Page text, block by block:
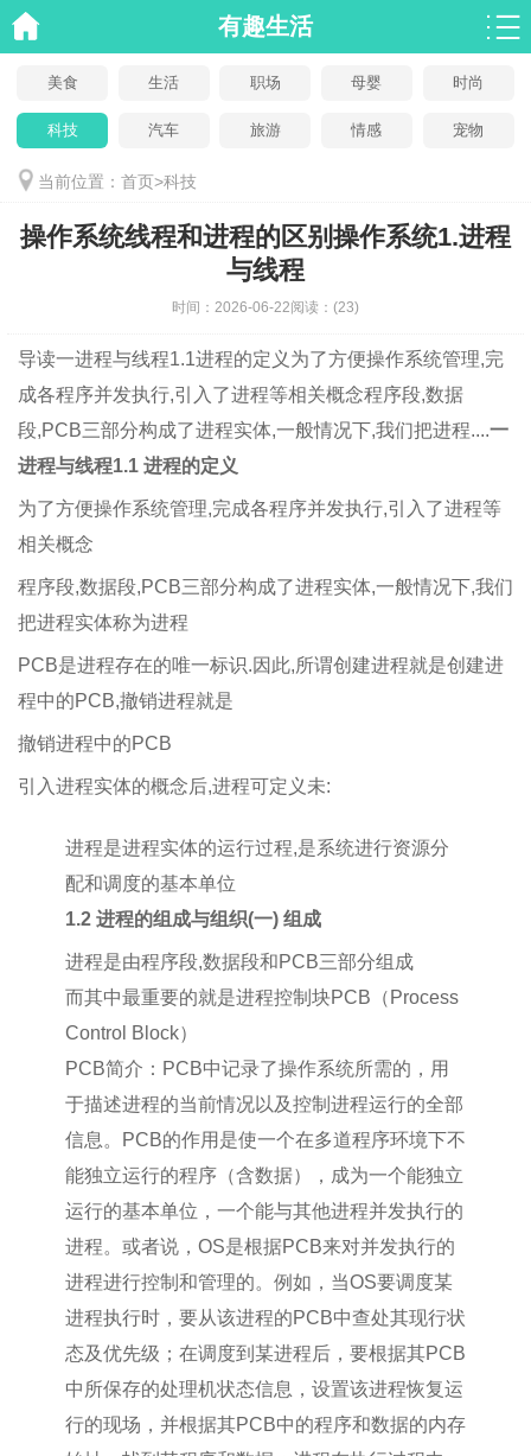
有趣生活
美食 生活 职场 母婴 时尚
科技 汽车 旅游 情感 宠物
当前位置： 首页>科技
操作系统线程和进程的区别操作系统1.进程
与线程
时间： 2026-06-22阅读： (23)
导读一进程与线程1.1进程的定义为了方便操作系统管理,完
成各程序并发执行,引入了进程等相关概念程序段,数据
段,PCB三部分构成了进程实体,一般情况下,我们把进程....一
进程与线程1.1 进程的定义
为了方便操作系统管理,完成各程序并发执行,引入了进程等
相关概念
程序段,数据段,PCB三部分构成了进程实体,一般情况下,我们
把进程实体称为进程
PCB是进程存在的唯一标识.因此,所谓创建进程就是创建进
程中的PCB,撤销进程就是
撤销进程中的PCB
引入进程实体的概念后,进程可定义未:
进程是进程实体的运行过程,是系统进行资源分
配和调度的基本单位
1.2 进程的组成与组织(一) 组成
进程是由程序段,数据段和PCB三部分组成
而其中最重要的就是进程控制块PCB（Process
Control Block）
PCB简介：PCB中记录了操作系统所需的，用
于描述进程的当前情况以及控制进程运行的全部
信息。PCB的作用是使一个在多道程序环境下不
能独立运行的程序（含数据），成为一个能独立
运行的基本单位，一个能与其他进程并发执行的
进程。或者说，OS是根据PCB来对并发执行的
进程进行控制和管理的。例如，当OS要调度某
进程执行时，要从该进程的PCB中查处其现行状
态及优先级；在调度到某进程后，要根据其PCB
中所保存的处理机状态信息，设置该进程恢复运
行的现场，并根据其PCB中的程序和数据的内存